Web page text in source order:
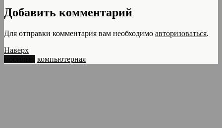
Добавить комментарий
Для отправки комментария вам необходимо авторизоваться.
Наверх
компьютерная